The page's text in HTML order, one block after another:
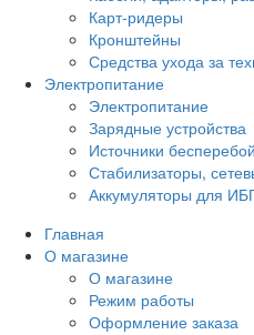
Карт-ридеры
Кронштейны
Средства ухода за
Электропитание
Электропитание
Зарядные устройства
Источники
Стабилизаторы,
Аккумуляторы для
Главная
О магазине
О магазине
Режим работы
Оформление заказа